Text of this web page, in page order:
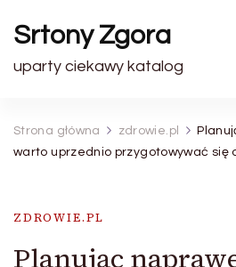
Srtony Zgora
uparty ciekawy katalog
Strona główna zdrowie.pl
warto uprzednio przygotowywać się
ZDROWIE.PL
Planując